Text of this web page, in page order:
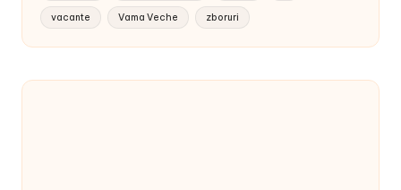
vacante Vama Veche zboruri